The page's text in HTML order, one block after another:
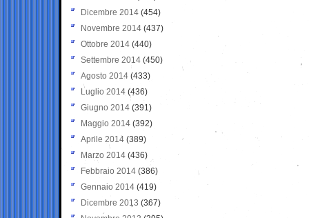
Dicembre 2014 (454)
Novembre 2014 (437)
Ottobre 2014 (440)
Settembre 2014 (450)
Agosto 2014 (433)
Luglio 2014 (436)
Giugno 2014 (391)
Maggio 2014 (392)
Aprile 2014 (389)
Marzo 2014 (436)
Febbraio 2014 (386)
Gennaio 2014 (419)
Dicembre 2013 (367)